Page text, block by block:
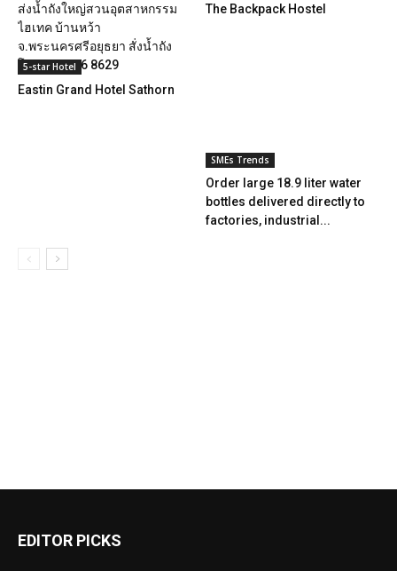
ส่งน้ำถังใหญ่สวนอุตสาหกรรม
ไฮเทค บ้านหว้า
จ.พระนครศรีอยุธยา สั่งน้ำถัง
โทร 088 056 8629
The Backpack Hostel
5-star Hotel
Eastin Grand Hotel Sathorn
SMEs Trends
Order large 18.9 liter water
bottles delivered directly to
factories, industrial...
EDITOR PICKS